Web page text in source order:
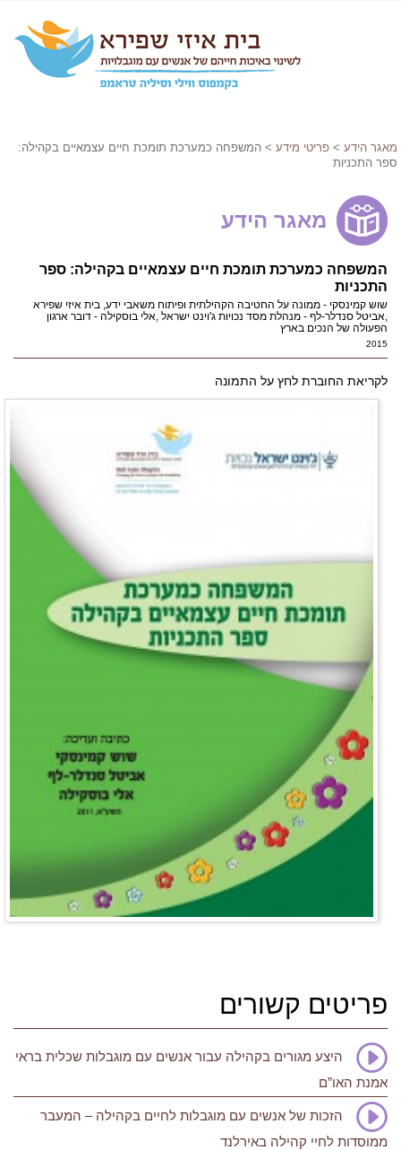
מאגר הידע > פריטי מידע > המשפחה כמערכת תומכת חיים עצמאיים בקהילה:
ספר התכניות
מאגר הידע
המשפחה כמערכת תומכת חיים עצמאיים בקהילה: ספר
התכניות
שוש קמינסקי - ממונה על החטיבה הקהילתית ופיתוח משאבי ידע, בית איזי שפירא
,אביטל סנדלר-לף - מנהלת מסד נכויות ג'וינט ישראל ,אלי בוסקילה - דובר ארגון
הפעולה של הנכים בארץ
2015
לקריאת החוברת לחץ על התמונה
פריטים קשורים
היצע מגורים בקהילה עבור אנשים עם מוגבלות שכלית בראי
אמנת האו”ם
הזכות של אנשים עם מוגבלות לחיים בקהילה – המעבר
ממוסדות לחיי קהילה באירלנד